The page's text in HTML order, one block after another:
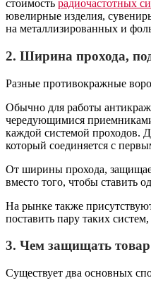
стоимость радиочастотных
ювелирные изделия,
на металлизированных и
2. Ширина прохода,
Разные противокражные
Обычно для работы
чередующимися
каждой системой проходов.
который соединяется с
От ширины прохода,
вместо того, чтобы ставить
На рынке также
поставить пару таких
3. Чем защищать
Существует два основных